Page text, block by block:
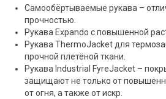
Самообёртываемые рукава –
прочностью.
Рукава Expando с повышенной
Рукава ThermoJacket для
прочной плетёной ткани.
Рукава Industrial FyreJacket –
защищают не только от
от огня, а также от искр.